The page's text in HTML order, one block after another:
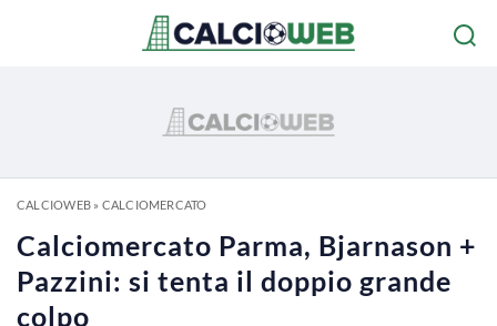
CALCIOWEB» CALCIOMERCATO
Calciomercato Parma, Bjarnason +
Pazzini: si tenta il doppio grande
colpo